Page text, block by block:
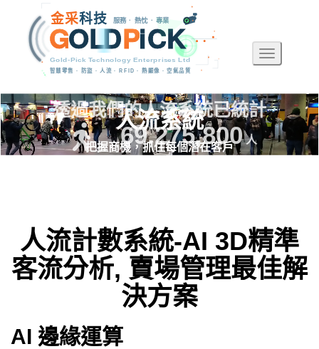
金采科技 服務 · 熱忱 · 專業
GOLDPiCK
Gold-Pick Technology Enterprises Ltd
智慧零售 · 防盜 · 人流 · RFID · 熱顯像 · 空氣品質
Toggle
人流系統
把握商機，抓住每個潛在客戶
透過我們的人流系統已統計
69,275,800 人
人流計數系統-AI 3D精準
客流分析, 賣場管理最佳解
決方案
AI 邊緣運算